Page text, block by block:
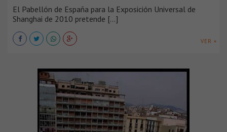
El Pabellón de España para la Exposición Universal de
Shanghai de 2010 pretende [...]
VER +